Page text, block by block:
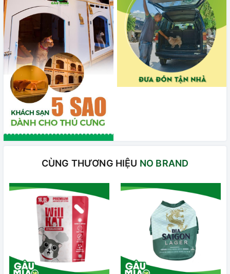
CÙNG THƯƠNG HIỆU NO BRAND